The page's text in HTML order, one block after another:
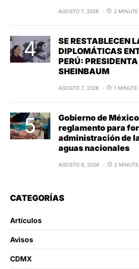
AGOSTO 7, 2026 2 MINUTE
SE RESTABLECEN
DIPLOMÁTICAS
PERÚ:
SHEINBAUM
AGOSTO 7, 2026 1 MINUTE
Gobierno de
reglamento para
administración de
aguas nacionales
AGOSTO 6, 2026 2
CATEGORÍAS
Artículos
Avisos
CDMX